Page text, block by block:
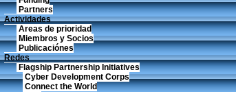
Partners
Actividades
Areas de prioridad
Miembros y Socios
Publicaciónes
Redes
Flagship Partnership Initiatives
Cyber Development Corps
Connect the World